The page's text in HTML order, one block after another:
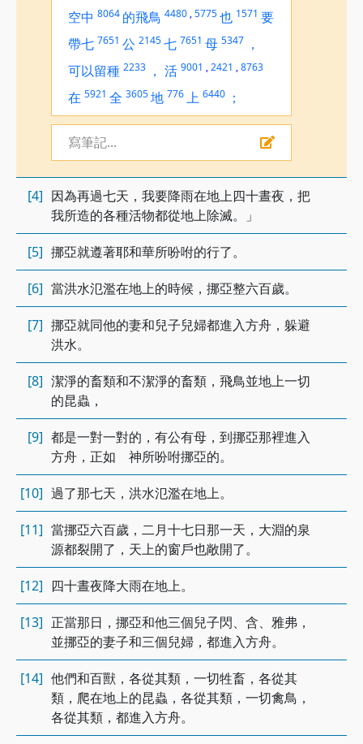
空中 8064 的飛鳥 4480 ,5775也 1571 要
帶七 7651 公 2145七 7651 母 5347 ，
可以留種 2233 ， 活 9001 ,2421 ,8763
在 5921 全 3605地 776上 6440 ；
寫筆記...
[4] 因為再過七天，我要降雨在地上四十晝夜，把
我所造的各種活物都從地上除滅。」
[5] 挪亞就遵著耶和華所吩咐的行了。
[6] 當洪水氾濫在地上的時候，挪亞整六百歲。
[7] 挪亞就同他的妻和兒子兒婦都進入方舟，躲避
洪水。
[8] 潔淨的畜類和不潔淨的畜類，飛鳥並地上一切
的昆蟲，
[9] 都是一對一對的，有公有母，到挪亞那裡進入
方舟，正如 神所吩咐挪亞的。
[10] 過了那七天，洪水氾濫在地上。
[11] 當挪亞六百歲，二月十七日那一天，大淵的泉
源都裂開了，天上的窗戶也敞開了。
[12] 四十晝夜降大雨在地上。
[13] 正當那日，挪亞和他三個兒子閃、含、雅弗，
並挪亞的妻子和三個兒婦，都進入方舟。
[14] 他們和百獸，各從其類，一切牲畜，各從其
類，爬在地上的昆蟲，各從其類，一切禽鳥，
各從其類，都進入方舟。